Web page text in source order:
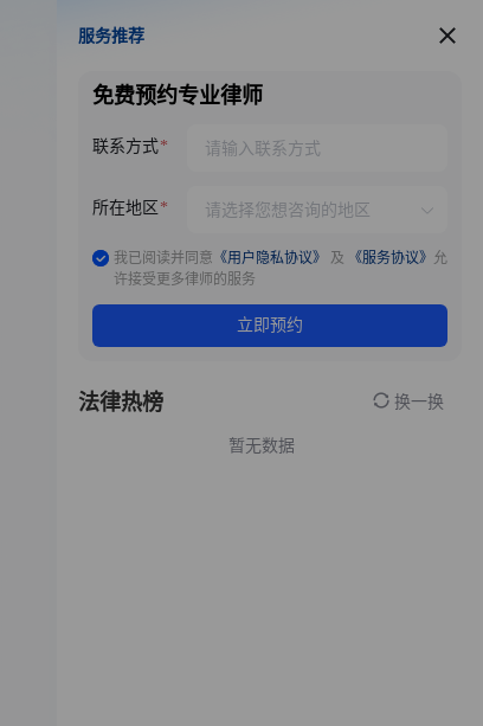
服务推荐
服务推荐
免费预约专业律师
联系方式
所在地区
我已阅读并同意 《用户隐私协议》 及 《服务协议》 允
许接受更多律师的服务
立即预约
法律热榜 换一换
暂无数据